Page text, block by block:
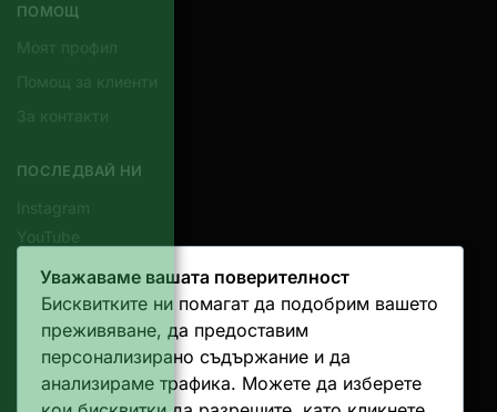
ПОМОЩ
ПОСЛЕДВАЙ НИ
КОНТАКТИ
Телефон
Whatsapp
Уважаваме вашата поверителност
Бисквитките ни помагат да подобрим вашето
преживяване, да предоставим
персонализирано съдържание и да
анализираме трафика. Можете да изберете